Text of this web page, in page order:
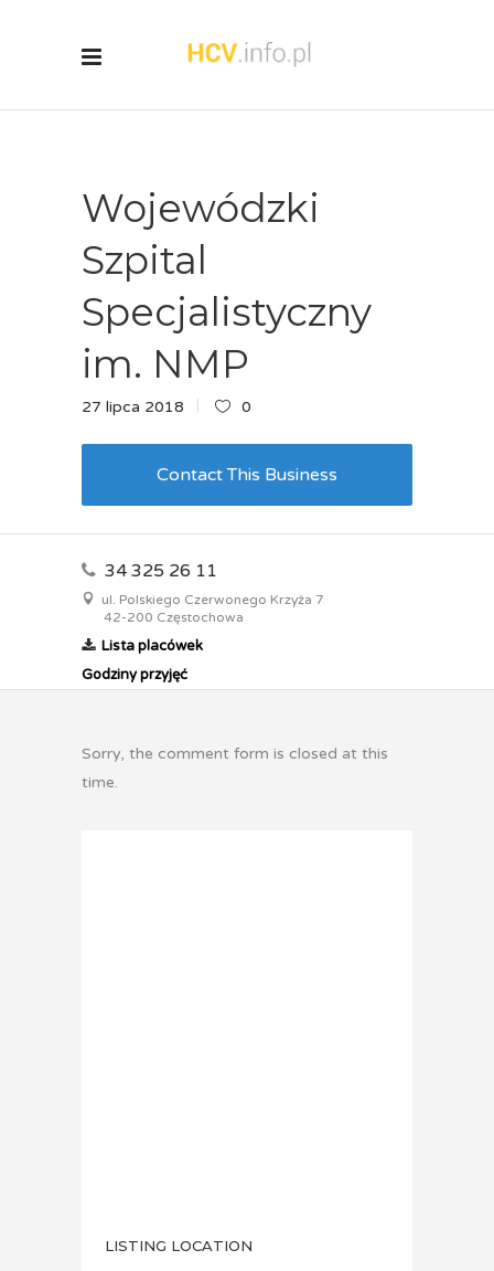
Wojewódzki
Szpital
Specjalistyczny
im. NMP
27 lipca 2018 0
Contact This Business
34 325 26 11
ul. Polskiego Czerwonego Krzyża 7
42-200 Częstochowa
Lista placówek
Godziny przyjęć
Sorry, the comment form is closed at this
time.
LISTING LOCATION